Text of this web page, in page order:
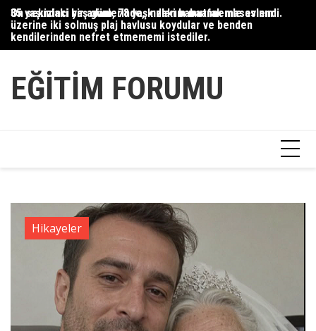
Skip
content
35 yaşındaki bir adam, 78 yaşındaki babaannemle evlendi.
On sekizinci yaş günlerinde, kızlarım mutfak masasının
üzerine iki solmuş plaj havlusu koydular ve benden
kendilerinden nefret etmememi istediler.
EĞITIM FORUMU
Hikayeler